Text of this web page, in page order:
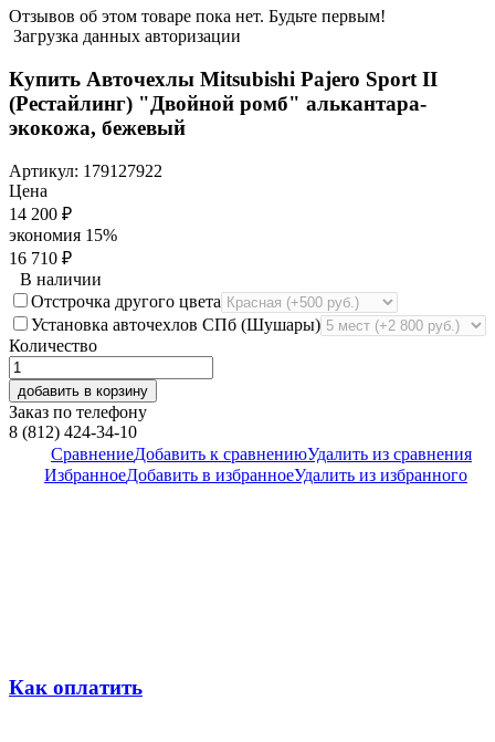
Отзывов об этом товаре пока нет. Будьте первым!
Загрузка данных авторизации
Купить Авточехлы Mitsubishi Pajero Sport II
(Рестайлинг) "Двойной ромб" алькантара-
экокожа, бежевый
Артикул: 179127922
Цена
14 200 ₽
экономия 15%
16 710 ₽
В наличии
Отстрочка другого цвета
Установка авточехлов СПб (Шушары)
Количество
добавить в корзину
Заказ по телефону
8 (812) 424-34-10
СравнениеДобавить к сравнениюУдалить из сравнения
ИзбранноеДобавить в избранноеУдалить из избранного
Как оплатить